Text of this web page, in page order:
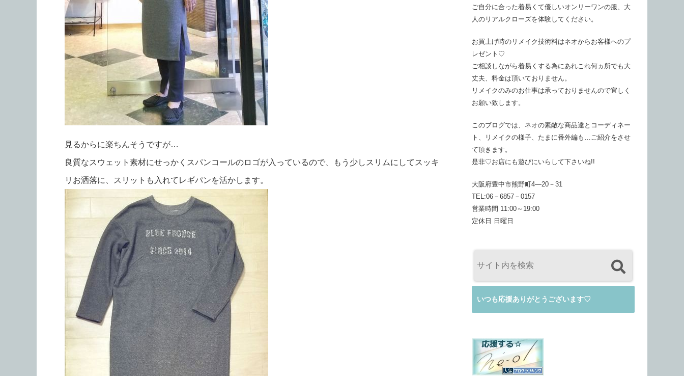
見るからに楽ちんそうですが…
良質なスウェット素材にせっかくスパンコールのロゴが入っているので、もう少しスリムにしてスッキ
リお洒落に、スリットも入れてレギパンを活かします。
ご自分に合った着易くて優しいオンリーワンの服、大
人のリアルクローズを体験してください。
お買上げ時のリメイク技術料はネオからお客様へのプ
レゼント♡
ご相談しながら着易くする為にあれこれ何ヵ所でも大
丈夫、料金は頂いておりません。
リメイクのみのお仕事は承っておりませんので宜しく
お願い致します。
このブログでは、ネオの素敵な商品達とコーディネー
ト、リメイクの様子、たまに番外編も…ご紹介をさせ
て頂きます。
是非♡お店にも遊びにいらして下さいね!!
大阪府豊中市熊野町4―20－31
TEL:06－6857－0157
営業時間 11:00～19:00
定休日 日曜日
いつも応援ありがとうございます♡